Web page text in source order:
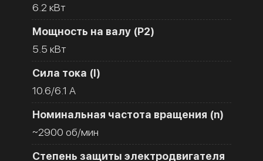
6.2 кВт
Мощность на валу (Р2)
5.5 кВт
Сила тока (I)
10.6/6.1 A
Номинальная частота вращения (n)
~2900 об/мин
Степень защиты электродвигателя